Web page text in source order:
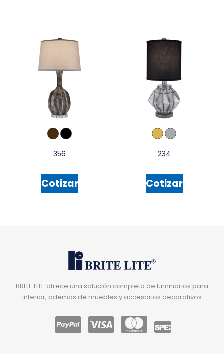
356
Cotizar
234
Cotizar
BRITE LITE ofrece una solución completa de luminarios para
interior; además de muebles y accesorios decorativos